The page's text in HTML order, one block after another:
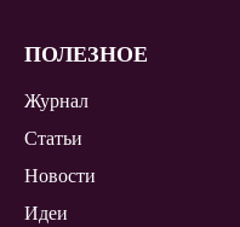
ПОЛЕЗНОЕ
Журнал
Статьи
Новости
Идеи